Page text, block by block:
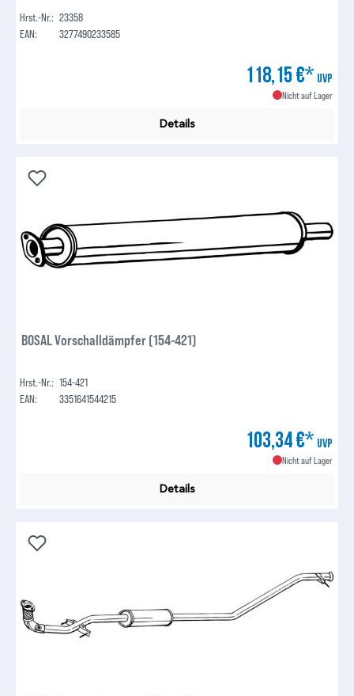
Hrst.-Nr.: 23358
EAN:
3277490233585
118,15 €* UVP
Nicht auf Lager
Details
BOSAL Vorschalldämpfer (154-421)
Hrst.-Nr.: 154-421
EAN:
3351641544215
103,34 €* UVP
Nicht auf Lager
Details